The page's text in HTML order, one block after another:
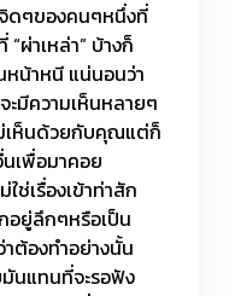
จิดๆของคนๆหนึ่งที่
“ผ่าเหล่า” บ้างก็
น้าหนี แน่นอนว่า
มีความเห็นหลายๆ
เห็นด้วยกับคุณแต่ก็
เพื่อมาคอย
ช่เรื่องเข้าท่าสัก
อยู่ลึกๆหรือเป็น
ต้องทำอย่างนั้น
นแทนที่จะรอฟัง